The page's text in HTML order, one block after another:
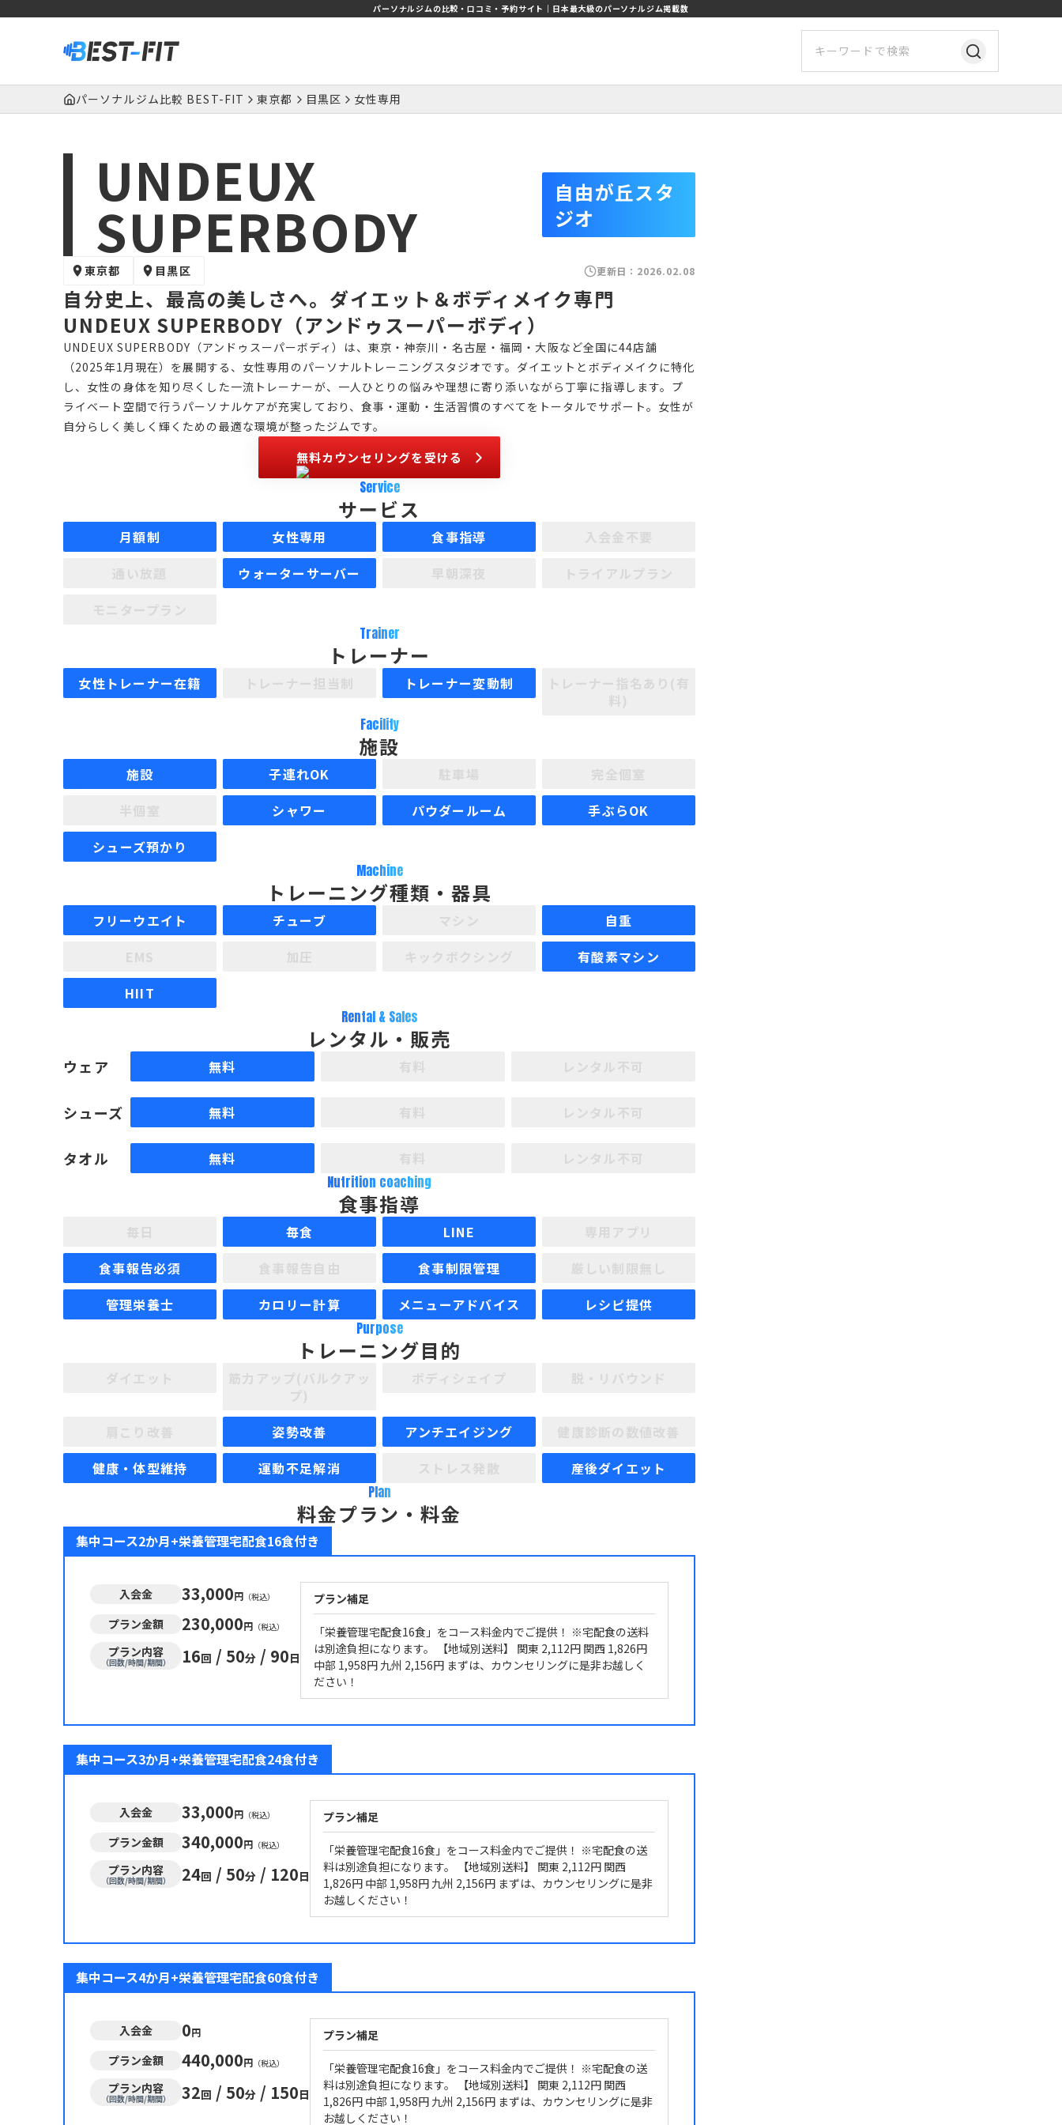
パーソナルジムの比較・口コミ・予約サイト｜日本最大級のパーソナルジム掲載数
パーソナルジム比較 BEST-FIT 東京都 目黒区 女性専用
UNDEUX
SUPERBODY
自由が丘スタ
ジオ
東京都 目黒区 更新日： 2026.02.08
自分史上、最高の美しさへ。ダイエット＆ボディメイク専門
UNDEUX SUPERBODY（アンドゥスーパーボディ）
UNDEUX SUPERBODY（アンドゥスーパーボディ）は、東京・神奈川・名古屋・福岡・大阪など全国に44店舗
（2025年1月現在）を展開する、女性専用のパーソナルトレーニングスタジオです。ダイエットとボディメイクに特化
し、女性の身体を知り尽くした一流トレーナーが、一人ひとりの悩みや理想に寄り添いながら丁寧に指導します。プ
ライベート空間で行うパーソナルケアが充実しており、食事・運動・生活習慣のすべてをトータルでサポート。女性が
自分らしく美しく輝くための最適な環境が整ったジムです。
無料カウンセリングを受ける
Service
サービス
月額制 女性専用 食事指導
ウォーターサーバー
Trainer
トレーナー
女性トレーナー在籍 トレーナー変動制
Facility
施設
施設 子連れOK
シャワー パウダールーム
手ぶらOK
シューズ預かり
Machine
トレーニング種類・器具
フリーウエイト チューブ
自重
有酸素マシン
HIIT
Rental & Sales
レンタル・販売
ウェア 無料
シューズ 無料
タオル 無料
Nutrition coaching
食事指導
毎食 LINE
食事報告必須
食事制限管理
管理栄養士
カロリー計算 メニューアドバイス
レシピ提供
Purpose
トレーニング目的
姿勢改善 アンチエイジング
健康・体型維持
運動不足解消
産後ダイエット
Plan
料金プラン・料金
集中コース2か月+栄養管理宅配食16食付き
入会金 33,000円 （税込）
プラン金額 230,000円 （税込）
プラン内容
（回数/時間/期間） 16回 / 50分 / 90日
プラン補足
「栄養管理宅配食16食」をコース料金内でご提供！ ※宅配食の送料
は別途負担になります。 【地域別送料】 関東 2,112円 関西 1,826円
中部 1,958円 九州 2,156円 まずは、カウンセリングに是非お越しく
ださい！
集中コース3か月+栄養管理宅配食24食付き
入会金 33,000円 （税込）
プラン金額 340,000円 （税込）
プラン内容
（回数/時間/期間） 24回 / 50分 / 120日
プラン補足
「栄養管理宅配食16食」をコース料金内でご提供！ ※宅配食の送
料は別途負担になります。 【地域別送料】 関東 2,112円 関西
1,826円 中部 1,958円 九州 2,156円 まずは、カウンセリングに是非
お越しください！
集中コース4か月+栄養管理宅配食60食付き
入会金 0円
プラン金額 440,000円 （税込）
プラン内容
（回数/時間/期間） 32回 / 50分 / 150日
プラン補足
「栄養管理宅配食16食」をコース料金内でご提供！ ※宅配食の送
料は別途負担になります。 【地域別送料】 関東 2,112円 関西
1,826円 中部 1,958円 九州 2,156円 まずは、カウンセリングに是非
お越しください！